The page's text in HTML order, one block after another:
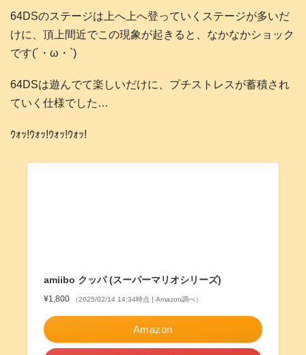
64DSのステージは上へ上へ登っていくステージが多いだ
けに、頂上間近でこの現象が起きると、なかなかショック
です(´・ω・`)
64DSは遊んでて楽しいだけに、プチストレスが蓄積され
ていく仕様でした…
ｳｫｯ!ｳｫｯ!ｳｫｯ!ｳｫｯ!
amiibo クッパ (スーパーマリオシリーズ)
¥1,800 （2025/02/14 14:34時点 | Amazon調べ）
Amazon